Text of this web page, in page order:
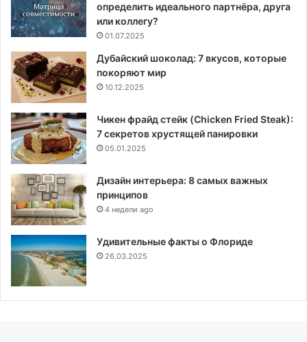
определить идеального партнёра, друга
или коллегу?
01.07.2025
Дубайский шоколад: 7 вкусов, которые
покоряют мир
10.12.2025
Чикен фрайд стейк (Chicken Fried Steak):
7 секретов хрустящей панировки
05.01.2025
Дизайн интерьера: 8 самых важных
принципов
4 недели ago
Удивительные факты о Флориде
26.03.2025